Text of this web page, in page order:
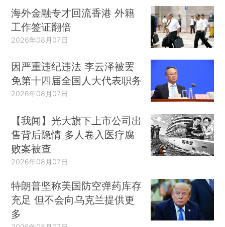
海外金融专才回流香港 外籍
工作签证翻倍
2026年08月07日
因严重违纪违法 李云泽被罢
免第十四届全国人大代表职务
2026年08月07日
【我闻】光大旗下上市公司出
售背后隐情 多人卷入医疗腐
败案被查
2026年08月07日
特朗普坚称美国防空弹药库存
充足 但不会向乌克兰提供更
多